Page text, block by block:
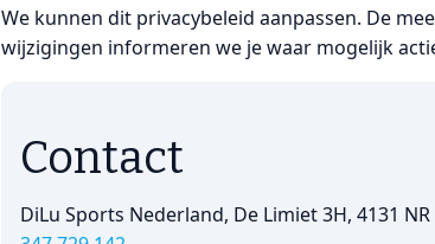
We kunnen dit privacybeleid aanpassen. De
wijzigingen informeren we je waar mogelijk
Contact
DiLu Sports Nederland, De Limiet 3H, 4131